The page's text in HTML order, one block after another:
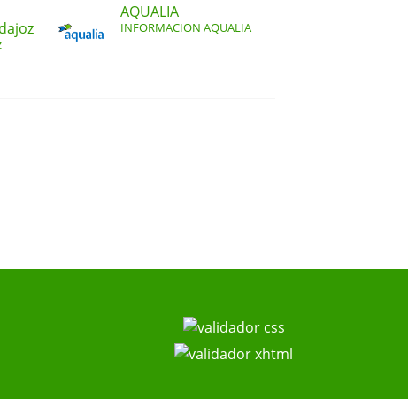
AQUALIA
INFORMACION AQUALIA